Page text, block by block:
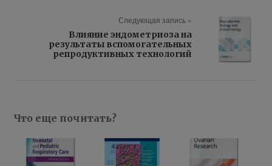
Следующая запись »
Влияние эндометриоза на
результаты вспомогательных
репродуктивных технологий
Что еще почитать?